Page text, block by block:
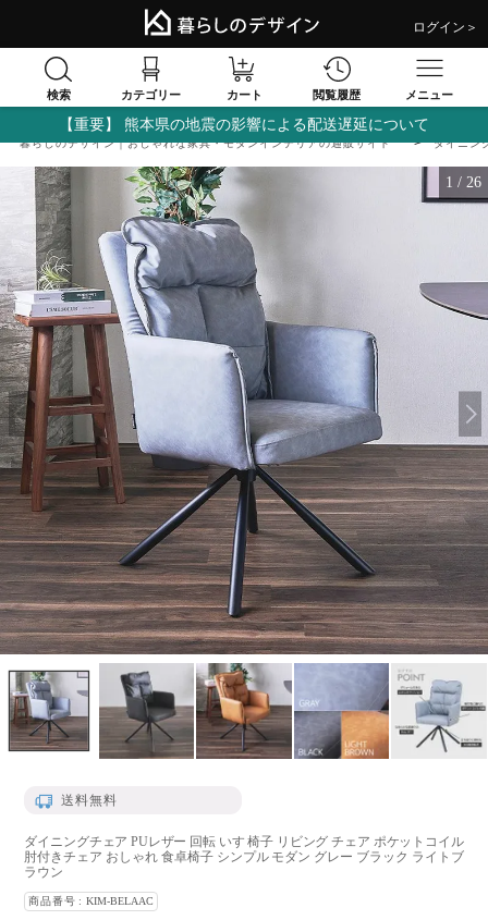
ログイン＞
検索 カテゴリー カート 閲覧履歴 メニュー
【重要】 熊本県の地震の影響による配送遅延について
暮らしのデザイン｜おしゃれな家具・モダンインテリアの通販サイト ダイニン
1 / 26
送料無料
ダイニングチェア PUレザー 回転 いす 椅子 リビング チェア ポケットコイル
肘付きチェア おしゃれ 食卓椅子 シンプル モダン グレー ブラック ライトブ
ラウン
商品番号 KIM-BELAAC